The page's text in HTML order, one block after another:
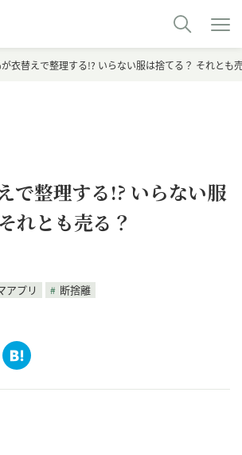
衣替えで整理する!? いらない服は捨てる？ それとも
で整理する!? いらない服
れとも売る？
アプリ 断捨離